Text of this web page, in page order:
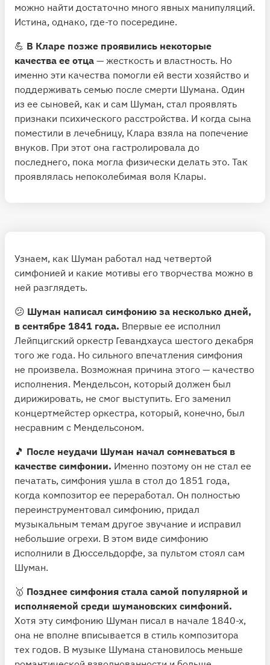
можно найти достаточно много явных манипуляций.
Истина, однако, где-то посередине.
💪 В Кларе позже проявились некоторые
качества ее отца — жесткость и властность. Но
именно эти качества помогли ей вести хозяйство и
поддерживать семью после смерти Шумана. Один
из ее сыновей, как и сам Шуман, стал проявлять
признаки психического расстройства. И когда сына
поместили в лечебницу, Клара взяла на попечение
внуков. При этот она гастролировала до
последнего, пока могла физически делать это. Так
проявлялась непоколебимая воля Клары.
Узнаем, как Шуман работал над четвертой
симфонией и какие мотивы его творчества можно в
ней разглядеть.
😕 Шуман написал симфонию за несколько дней,
в сентябре 1841 года. Впервые ее исполнил
Лейпцигский оркестр Гевандхауса шестого декабря
того же года. Но сильного впечатления симфония
не произвела. Возможная причина этого — качество
исполнения. Мендельсон, который должен был
дирижировать, не смог выступить. Его заменил
концертмейстер оркестра, который, конечно, был
несравним с Мендельсоном.
🎵 После неудачи Шуман начал сомневаться в
качестве симфонии. Именно поэтому он не стал ее
печатать, симфония ушла в стол до 1851 года,
когда композитор ее переработал. Он полностью
переинструментовал симфонию, придал
музыкальным темам другое звучание и исправил
небольшие огрехи. В этом виде симфонию
исполнили в Дюссельдорфе, за пультом стоял сам
Шуман.
🥇 Позднее симфония стала самой популярной и
исполняемой среди шумановских симфоний.
Хотя эту симфонию Шуман писал в начале 1840-х,
она не вполне вписывается в стиль композитора
тех годов. В музыке Шумана становилось меньше